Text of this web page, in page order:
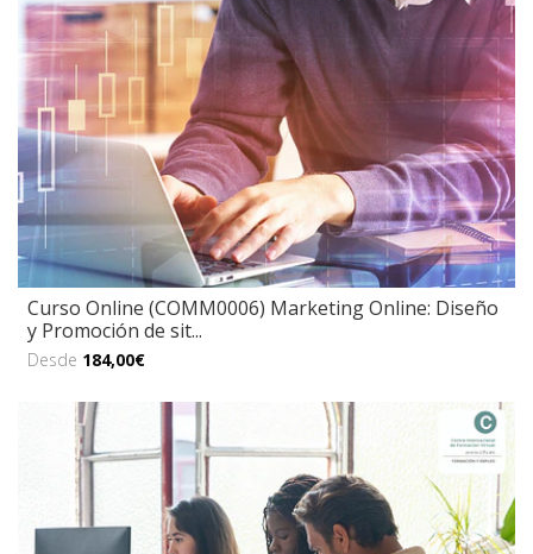
Curso Online (COMM0006) Marketing Online: Diseño
y Promoción de sit...
Desde 184,00€